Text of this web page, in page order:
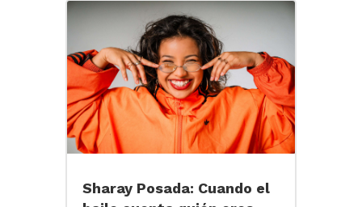
Sharay Posada: Cuando el